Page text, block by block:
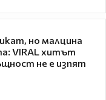
но малцина
VIRAL хитът
не е изпят